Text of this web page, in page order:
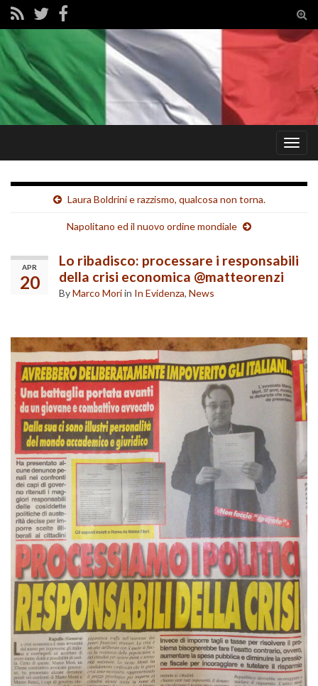
Laura Boldrini e razzismo, qualcosa non torna.
Napolitano ed il nuovo ordine mondiale
APR
20
Lo ribadisco: processare i responsabili
della crisi economica @matteorenzi
ByMarco Moriin In Evidenza, News